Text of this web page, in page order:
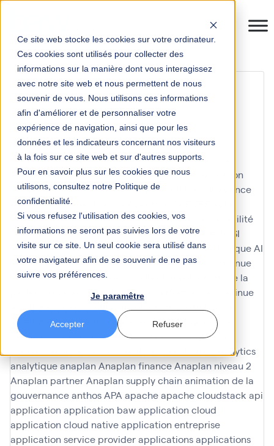
Ce site web stocke les cookies sur votre ordinateur.
Ces cookies sont utilisés pour collecter des
informations sur la manière dont vous interagissez
avec notre site web et nous permettent de nous
souvenir de vous. Nous utilisons ces informations
afin d'améliorer et de personnaliser votre
expérience de navigation, ainsi que pour les
données et les indicateurs concernant nos visiteurs
à la fois sur ce site web et sur d'autres supports.
Pour en savoir plus sur les cookies que nous
utilisons, consultez notre Politique de
confidentialité.
Si vous refusez l'utilisation des cookies, vos
informations ne seront pas suivies lors de votre
visite sur ce site. Un seul cookie sera utilisé dans
votre navigateur afin de se souvenir de ne pas
suivre vos préférences.
Je paramêtre
Accepter Refuser
optimisation de la
performance
10KM Paris accompagnementaccompagnement
Anaplan accompagnement IFSachatsacquisition
acteuracteur clé actualitéactualités administration
administration des ventesadoption utilisateur
agence
nationale de la recherche
agilitéagilité à l'échelle agilité de l'organisation
agilité
des organisationsagilité des processusagilité du SI
agilité du système d'informationagilité technologiqueAI
aide au choix AIFE amélioration amélioration continue
amélioration de l'expérience client
amélioration de la
amélioration de la performance continue
améliorations AMOA Infinoé analyseanalyse data
Analyse de donnéesanalyse donnéesanalyse du
analytics
analytiqueanaplan Anaplan financeAnaplan niveau 2
Anaplan partnerAnaplan supply chain animation de la
gouvernanceanthosAPA apacheapache cloudstack api
application application bawapplication cloud
application cloud nativeapplication entreprise
application service providerapplicationsapplications